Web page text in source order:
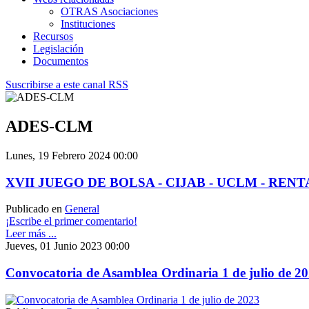
OTRAS Asociaciones
Instituciones
Recursos
Legislación
Documentos
Suscribirse a este canal RSS
ADES-CLM
Lunes, 19 Febrero 2024 00:00
XVII JUEGO DE BOLSA - CIJAB - UCLM -
Publicado en General
¡Escribe el primer comentario!
Leer más ...
Jueves, 01 Junio 2023 00:00
Convocatoria de Asamblea Ordinaria 1 de julio de